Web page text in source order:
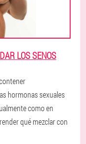
LOS SENOS
hormonas sexuales
como en
qué mezclar con